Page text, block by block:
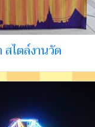
สไตล์งานวัด